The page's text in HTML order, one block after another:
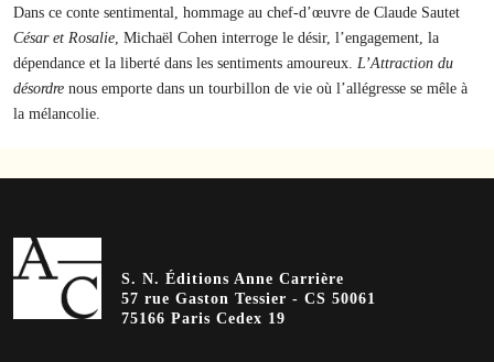
Dans ce conte sentimental, hommage au chef-d’œuvre de Claude Sautet
César et Rosalie , Michaël Cohen interroge le désir, l’engagement, la
dépendance et la liberté dans les sentiments amoureux. L’Attraction du
désordre nous emporte dans un tourbillon de vie où l’allégresse se mêle à
la mélancolie.
S. N. Éditions Anne Carrière
57 rue Gaston Tessier - CS 50061
75166 Paris Cedex 19